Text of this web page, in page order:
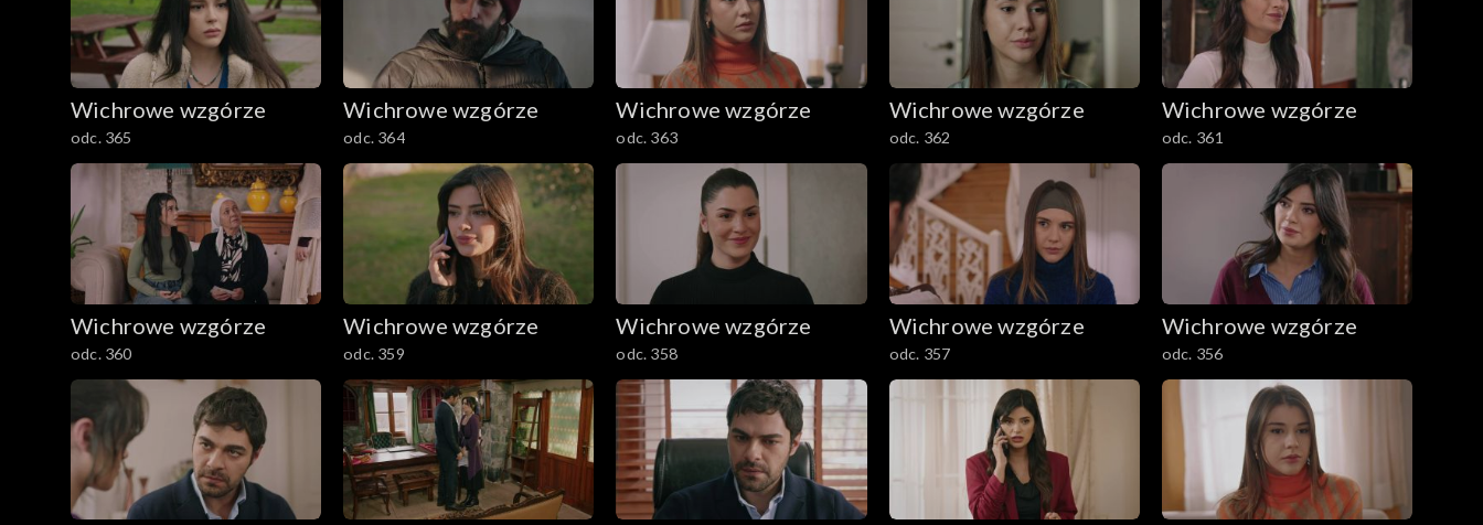
Wichrowe wzgórze
odc. 365
Wichrowe wzgórze
odc. 364
Wichrowe wzgórze
odc. 363
Wichrowe wzgórze
odc. 362
Wichrowe wzgórze
odc. 361
Wichrowe wzgórze
odc. 360
Wichrowe wzgórze
odc. 359
Wichrowe wzgórze
odc. 358
Wichrowe wzgórze
odc. 357
Wichrowe wzgórze
odc. 356